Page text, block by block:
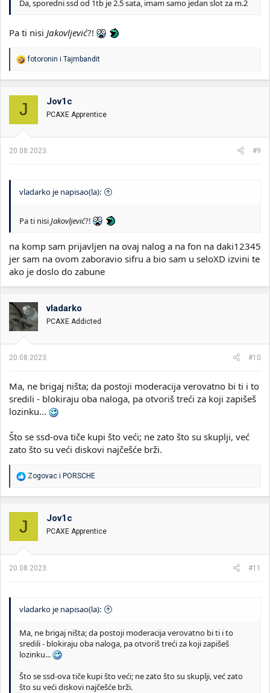
Da, sporedni ssd od 1tb je 2.5 sata, imam samo jedan slot za m.2
Pa ti nisi Jakovljević?!
R
o
n
:
fotoronin i Tajmbandit
J Jov1c
PCAXE Apprentice
20.08.2023. #9
vladarko je napisao(la):
Pa ti nisiJakovljević?!
na komp sam prijavljen na ovaj nalog a na fon na daki12345
jer sam na ovom zaboravio sifru a bio sam u seloXD izvini te
ako je doslo do zabune
vladarko
PCAXE Addicted
20.08.2023. #10
Ma, ne brigaj ništa; da postoji moderacija verovatno bi ti i to
sredili - blokiraju oba naloga, pa otvoriš treći za koji zapišeš
lozinku...
Što se ssd-ova tiče kupi što veći; ne zato što su skuplji, već
zato što su veći diskovi najčešće brži.
R
a
o
n
:
Zogovac i PORSCHE
J Jov1c
PCAXE Apprentice
20.08.2023. #11
vladarko je napisao(la):
Ma, ne brigaj ništa; da postoji moderacija verovatno bi ti i to
sredili - blokiraju oba naloga, pa otvoriš treći za koji zapišeš
lozinku...
Što se ssd-ova tiče kupi što veći; ne zato što su skuplji, već zato
što su veći diskovi najčešće brži.